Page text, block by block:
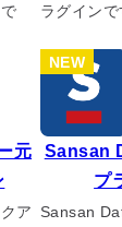
ラグインで
元
ア
NEW
Sansan
プ
Sansan